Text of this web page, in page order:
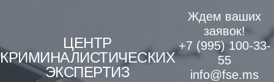
content
ЦЕНТР
КРИМИНАЛИСТИЧЕСКИХ
ЭКСПЕРТИЗ
Ждем ваших
заявок!
+7 (995) 100-33-
55
info@fse.ms